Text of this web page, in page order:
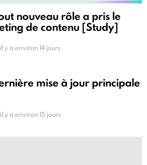
nouveau rôle a pris le
de contenu [Study]
il y a environ 14 jours
mise à jour principale
il y a environ 15 jours